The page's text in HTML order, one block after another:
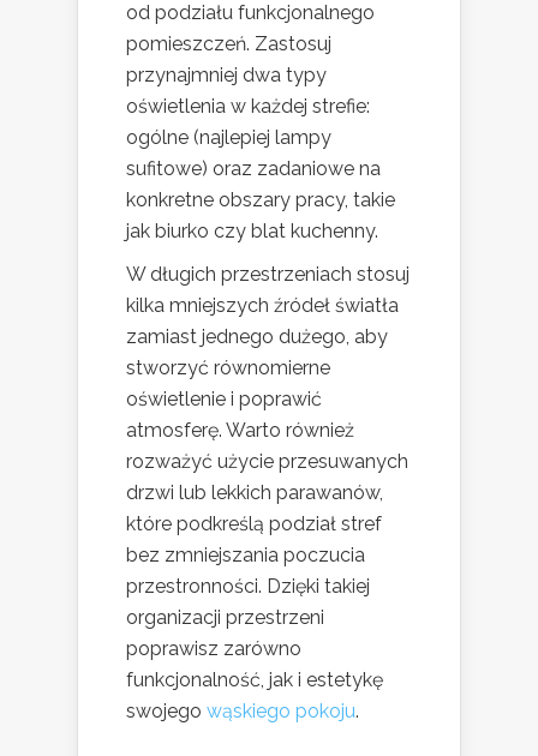
od podziału funkcjonalnego
pomieszczeń. Zastosuj
przynajmniej dwa typy
oświetlenia w każdej strefie:
ogólne (najlepiej lampy
sufitowe) oraz zadaniowe na
konkretne obszary pracy, takie
jak biurko czy blat kuchenny.
W długich przestrzeniach stosuj
kilka mniejszych źródeł światła
zamiast jednego dużego, aby
stworzyć równomierne
oświetlenie i poprawić
atmosferę. Warto również
rozważyć użycie przesuwanych
drzwi lub lekkich parawanów,
które podkreślą podział stref
bez zmniejszania poczucia
przestronności. Dzięki takiej
organizacji przestrzeni
poprawisz zarówno
funkcjonalność, jak i estetykę
swojego wąskiego pokoju.